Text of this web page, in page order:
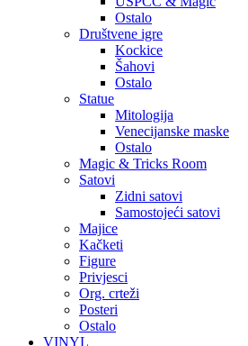
Ostalo
Društvene igre
Kockice
Šahovi
Ostalo
Statue
Mitologija
Venecijanske maske
Ostalo
Magic & Tricks Room
Satovi
Zidni satovi
Samostojeći satovi
Majice
Kačketi
Figure
Privjesci
Org. crteži
Posteri
Ostalo
VINYL